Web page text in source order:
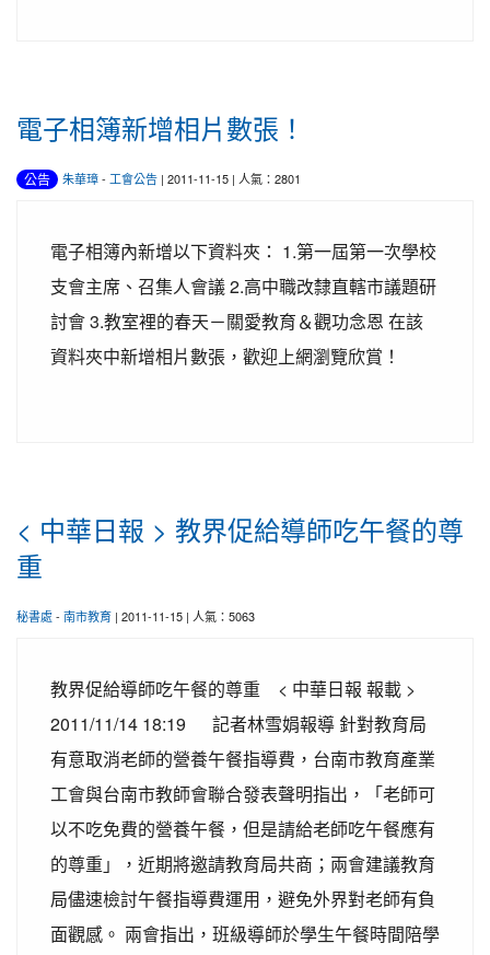
電子相簿新增相片數張！
公告 朱華璋- 工會公告 | 2011-11-15 | 人氣：2801
電子相簿內新增以下資料夾： 1.第一屆第一次學校
支會主席、召集人會議 2.高中職改隸直轄市議題研
討會 3.教室裡的春天－關愛教育＆觀功念恩 在該
資料夾中新增相片數張，歡迎上網瀏覽欣賞！
< 中華日報 > 教界促給導師吃午餐的尊
重
秘書處- 南市教育 | 2011-11-15 | 人氣：5063
教界促給導師吃午餐的尊重 < 中華日報 報載 >
2011/11/14 18:19 記者林雪娟報導 針對教育局
有意取消老師的營養午餐指導費，台南市教育產業
工會與台南市教師會聯合發表聲明指出，「老師可
以不吃免費的營養午餐，但是請給老師吃午餐應有
的尊重」，近期將邀請教育局共商；兩會建議教育
局儘速檢討午餐指導費運用，避免外界對老師有負
面觀感。 兩會指出，班級導師於學生午餐時間陪學